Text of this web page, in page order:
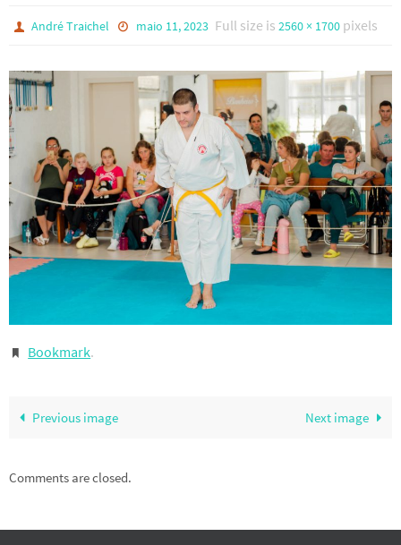
André Traichel maio 11, 2023 Full size is 2560 × 1700pixels
Bookmark.
Previous image Next image
Comments are closed.